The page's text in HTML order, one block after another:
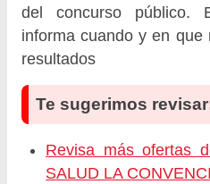
del concurso público.
informa cuando y en que
resultados
Te sugerimos
Revisa más ofertas
SALUD LA